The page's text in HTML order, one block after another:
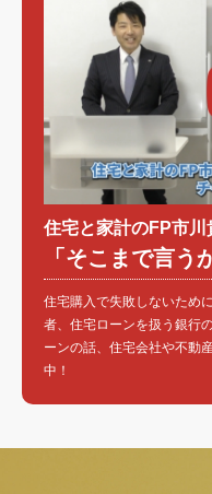
住宅と家計のFP市川
「そこまで言う
住宅購入で失敗しないため
者、住宅ローンを扱う銀行
ーンの話、住宅会社や不動
中！